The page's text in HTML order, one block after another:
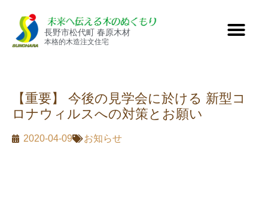
長野市松代町 春原木材
本格的木造注文住宅
【重要】 今後の見学会に於ける 新型コ
ロナウィルスへの対策とお願い
2020-04-09 お知らせ